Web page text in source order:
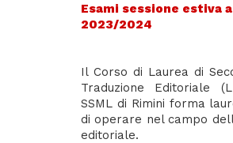
Esami sessione estiva
2023/2024
Il Corso di Laurea di
Traduzione Editoriale
SSML di Rimini forma
di operare nel campo
editoriale.